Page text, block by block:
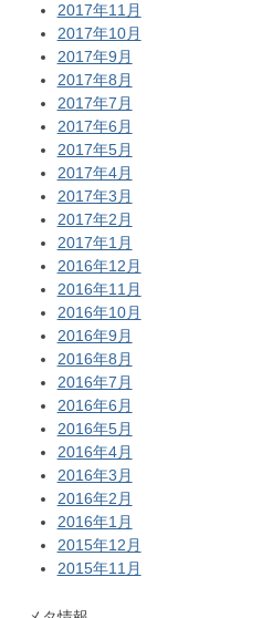
2017年11月
2017年10月
2017年9月
2017年8月
2017年7月
2017年6月
2017年5月
2017年4月
2017年3月
2017年2月
2017年1月
2016年12月
2016年11月
2016年10月
2016年9月
2016年8月
2016年7月
2016年6月
2016年5月
2016年4月
2016年3月
2016年2月
2016年1月
2015年12月
2015年11月